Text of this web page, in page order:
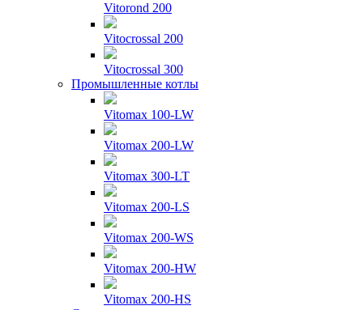
Vitorond 200
Vitocrossal 200
Vitocrossal 300
Промышленные котлы
Vitomax 100-LW
Vitomax 200-LW
Vitomax 300-LT
Vitomax 200-LS
Vitomax 200-WS
Vitomax 200-HW
Vitomax 200-HS